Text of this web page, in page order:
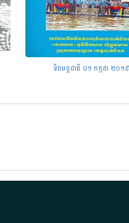
ទិវាមច្ឆជាតិ ០១ កក្កដា ២០១៩